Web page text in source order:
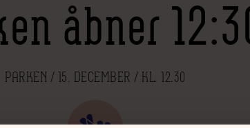
åbner
PARKEN / 15. DECEMBER / KL. 12.30